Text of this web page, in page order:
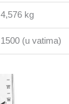
4,576 kg
1500 (u vatima)